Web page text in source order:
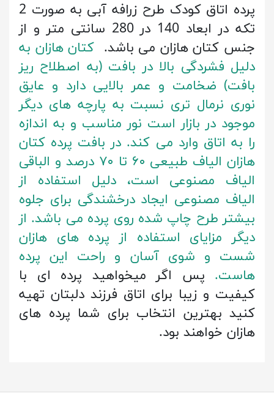
پرده اتاق کودک طرح زرافه آبی به صورت 2
تکه در ابعاد 140 در 280 سانتی متر و از
جنس کتان هازان می باشد. کتان هازان به
دلیل فشردگی بالا در بافت (به اصطلاح ریز
بافت) ضخامت و عمر بالایی دارد و عایق
نوری نرمال تری نسبت به پارچه های دیگر
موجود در بازار است نور مناسب و به اندازه
را به اتاق وارد می کند. در بافت پرده کتان
هازان الیاف طبیعی ۶۰ تا ۷۰ درصد و الباقی
الیاف مصنوعی است، دلیل استفاده از
الیاف مصنوعی ایجاد درخشندگی برای جلوه
بیشتر طرح چاپ شده روی پرده می باشد. از
دیگر مزایای استفاده از پرده های هازان
شست و شوی آسان و راحت این پرده
هاست. پس اگر میخواهید پرده ای با
کیفیت و زیبا برای اتاق فرزند دلبتان تهیه
کنید بهترین انتخاب برای شما پرده های
هازان خواهند بود.